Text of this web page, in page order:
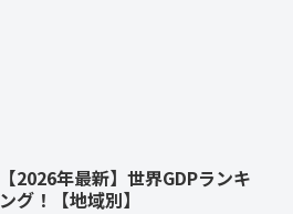
【2026年最新】世界GDPランキ
ング！【地域別】